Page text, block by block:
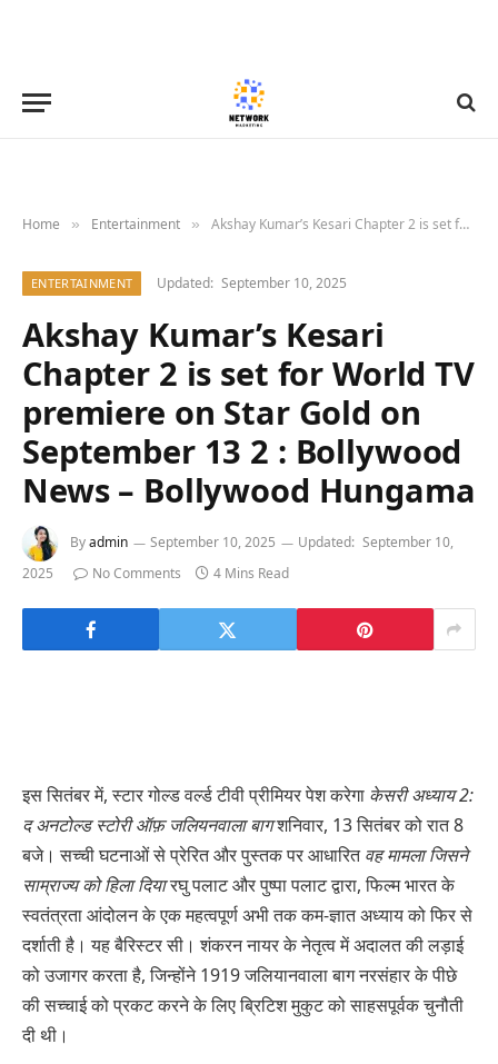
Home » Entertainment » Akshay Kumar’s Kesari Chapter 2 is set for World TV premiere on Star Gold on September 13 2 : Bollywood News – Bollywood Hungama
ENTERTAINMENT Updated: September 10, 2025
Akshay Kumar’s Kesari
Chapter 2 is set for World TV
premiere on Star Gold on
September 13 2 : Bollywood
News – Bollywood Hungama
Byadmin September 10, 2025 Updated: September 10,
2025
No Comments 4 Mins Read
इस सितंबर में, स्टार गोल्ड वर्ल्ड टीवी प्रीमियर पेश करेगा केसरी अध्याय 2:
द अनटोल्ड स्टोरी ऑफ़ जलियनवाला बागशनिवार, 13 सितंबर को रात 8
बजे। सच्ची घटनाओं से प्रेरित और पुस्तक पर आधारितवह मामला जिसने
साम्राज्य को हिला दियारघु पलाट और पुष्पा पलाट द्वारा, फिल्म भारत के
स्वतंत्रता आंदोलन के एक महत्वपूर्ण अभी तक कम-ज्ञात अध्याय को फिर से
दर्शाती है। यह बैरिस्टर सी। शंकरन नायर के नेतृत्व में अदालत की लड़ाई
को उजागर करता है, जिन्होंने 1919 जलियानवाला बाग नरसंहार के पीछे
की सच्चाई को प्रकट करने के लिए ब्रिटिश मुकुट को साहसपूर्वक चुनौती
दी थी।